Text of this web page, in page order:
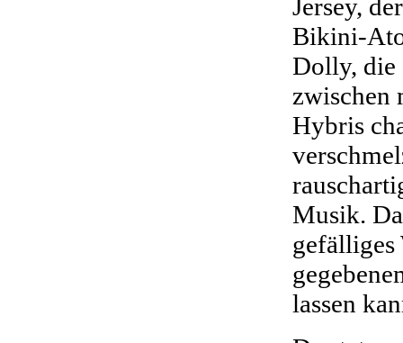
Jersey,
Bikini-
Dolly, die
zwischen
Hybris
Musik.
gefälliges
lassen